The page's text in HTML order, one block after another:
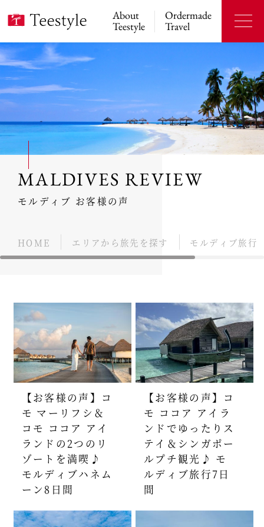
About
Teestyle
Ordermade
Travel
MALDIVES REVIEW
モルディブ お客様の声
HOME エリアから旅先を探す モルディブ旅行
【お客様の声】コ
モ マーリフシ＆
コモ ココア アイ
ランドの2つのリ
ゾートを満喫♪
モルディブハネム
ーン8日間
【お客様の声】コ
モ ココア アイラ
ンドでゆったりス
テイ＆シンガポー
ルプチ観光♪ モ
ルディブ旅行7日
間